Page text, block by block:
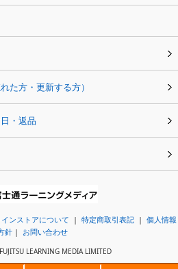
た方・更新する方）
・返品
ンストアについて | 特定商取引表記| 個人情報
針| お問い合わせ
LEARNING MEDIA LIMITED